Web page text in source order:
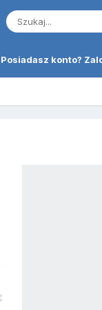
Posiadasz konto?